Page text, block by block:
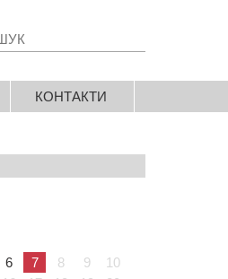
КОНТАКТИ
6 7 8 9
10